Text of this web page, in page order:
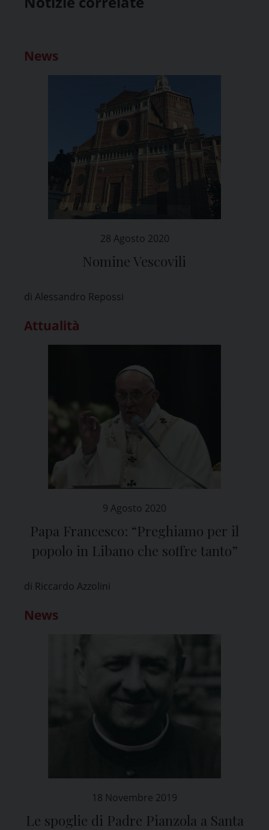
News
28 Agosto 2020
Nomine Vescovili
di Alessandro Repossi
Attualità
9 Agosto 2020
Papa Francesco: “Preghiamo per il
popolo in Libano che soffre tanto”
di Riccardo Azzolini
News
18 Novembre 2019
Le spoglie di Padre Pianzola a Santa